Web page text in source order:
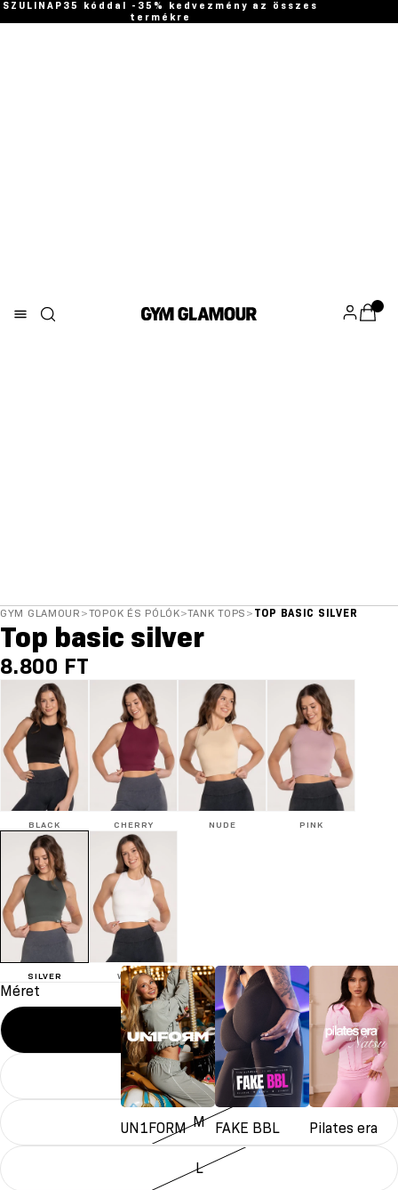
SZULINAP35 kóddal -35% kedvezmény az összes
termékre
UN1FORM FAKE BBL Pilates era
GYM GLAMOUR >TOPOK ÉS PÓLÓK>TANK TOPS > TOP BASIC SILVER
Top basic silver
8.800 FT
BLACK CHERRY NUDE PINK
SILVER WHITE
Méret
XS
S
M
L